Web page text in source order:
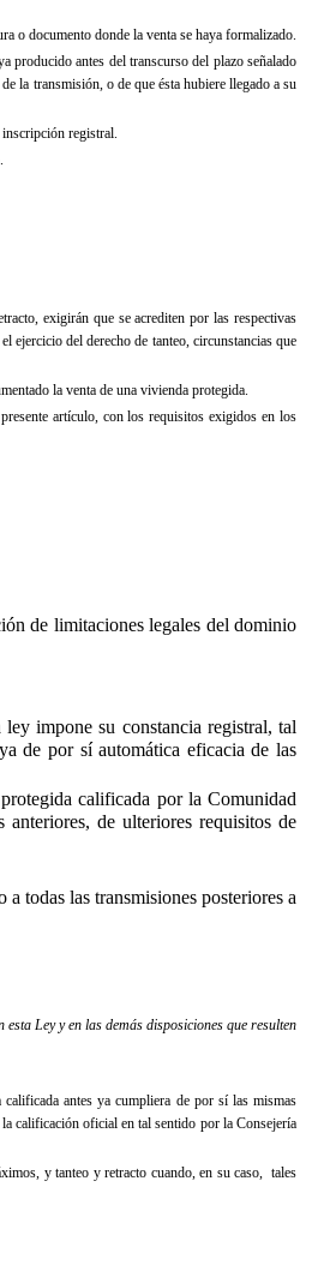
o documento donde la venta se haya formalizado.
producido antes del transcurso del plazo señalado
la transmisión, o de que ésta hubiere llegado a su
inscripción registral.
exigirán que se acrediten por las respectivas
ejercicio del derecho de tanteo, circunstancias que
la venta de una vivienda protegida.
artículo, con los requisitos exigidos en los
de limitaciones legales del dominio
impone su constancia registral, tal
de por sí automática eficacia de las
calificada por la Comunidad
de ulteriores requisitos de
todas las transmisiones posteriores a
Ley y en las demás disposiciones que resulten
antes ya cumpliera de por sí las mismas
calificación oficial en tal sentido por la Consejería
y tanteo y retracto cuando, en su caso, tales